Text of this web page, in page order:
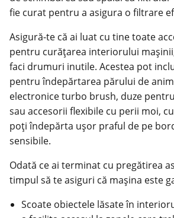
fie curat pentru a asigura o filtrare
Asigură-te că ai luat cu tine toate
pentru curățarea interiorului
faci drumuri inutile. Acestea pot
pentru îndepărtarea părului de
electronice turbo brush, duze
sau accesorii flexibile cu perii moi,
poți îndepărta ușor praful de pe
sensibile.
Odată ce ai terminat cu pregătirea
timpul să te asiguri că mașina este
Scoate obiectele lăsate în